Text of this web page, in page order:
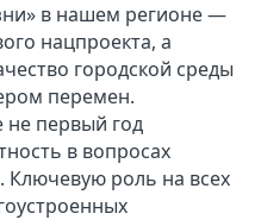
в нашем регионе —
нацпроекта, а
городской среды
перемен.
не первый год
в вопросах
роль на всех